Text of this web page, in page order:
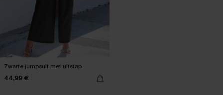
Zwarte jumpsuit met uitstap
44,99 €